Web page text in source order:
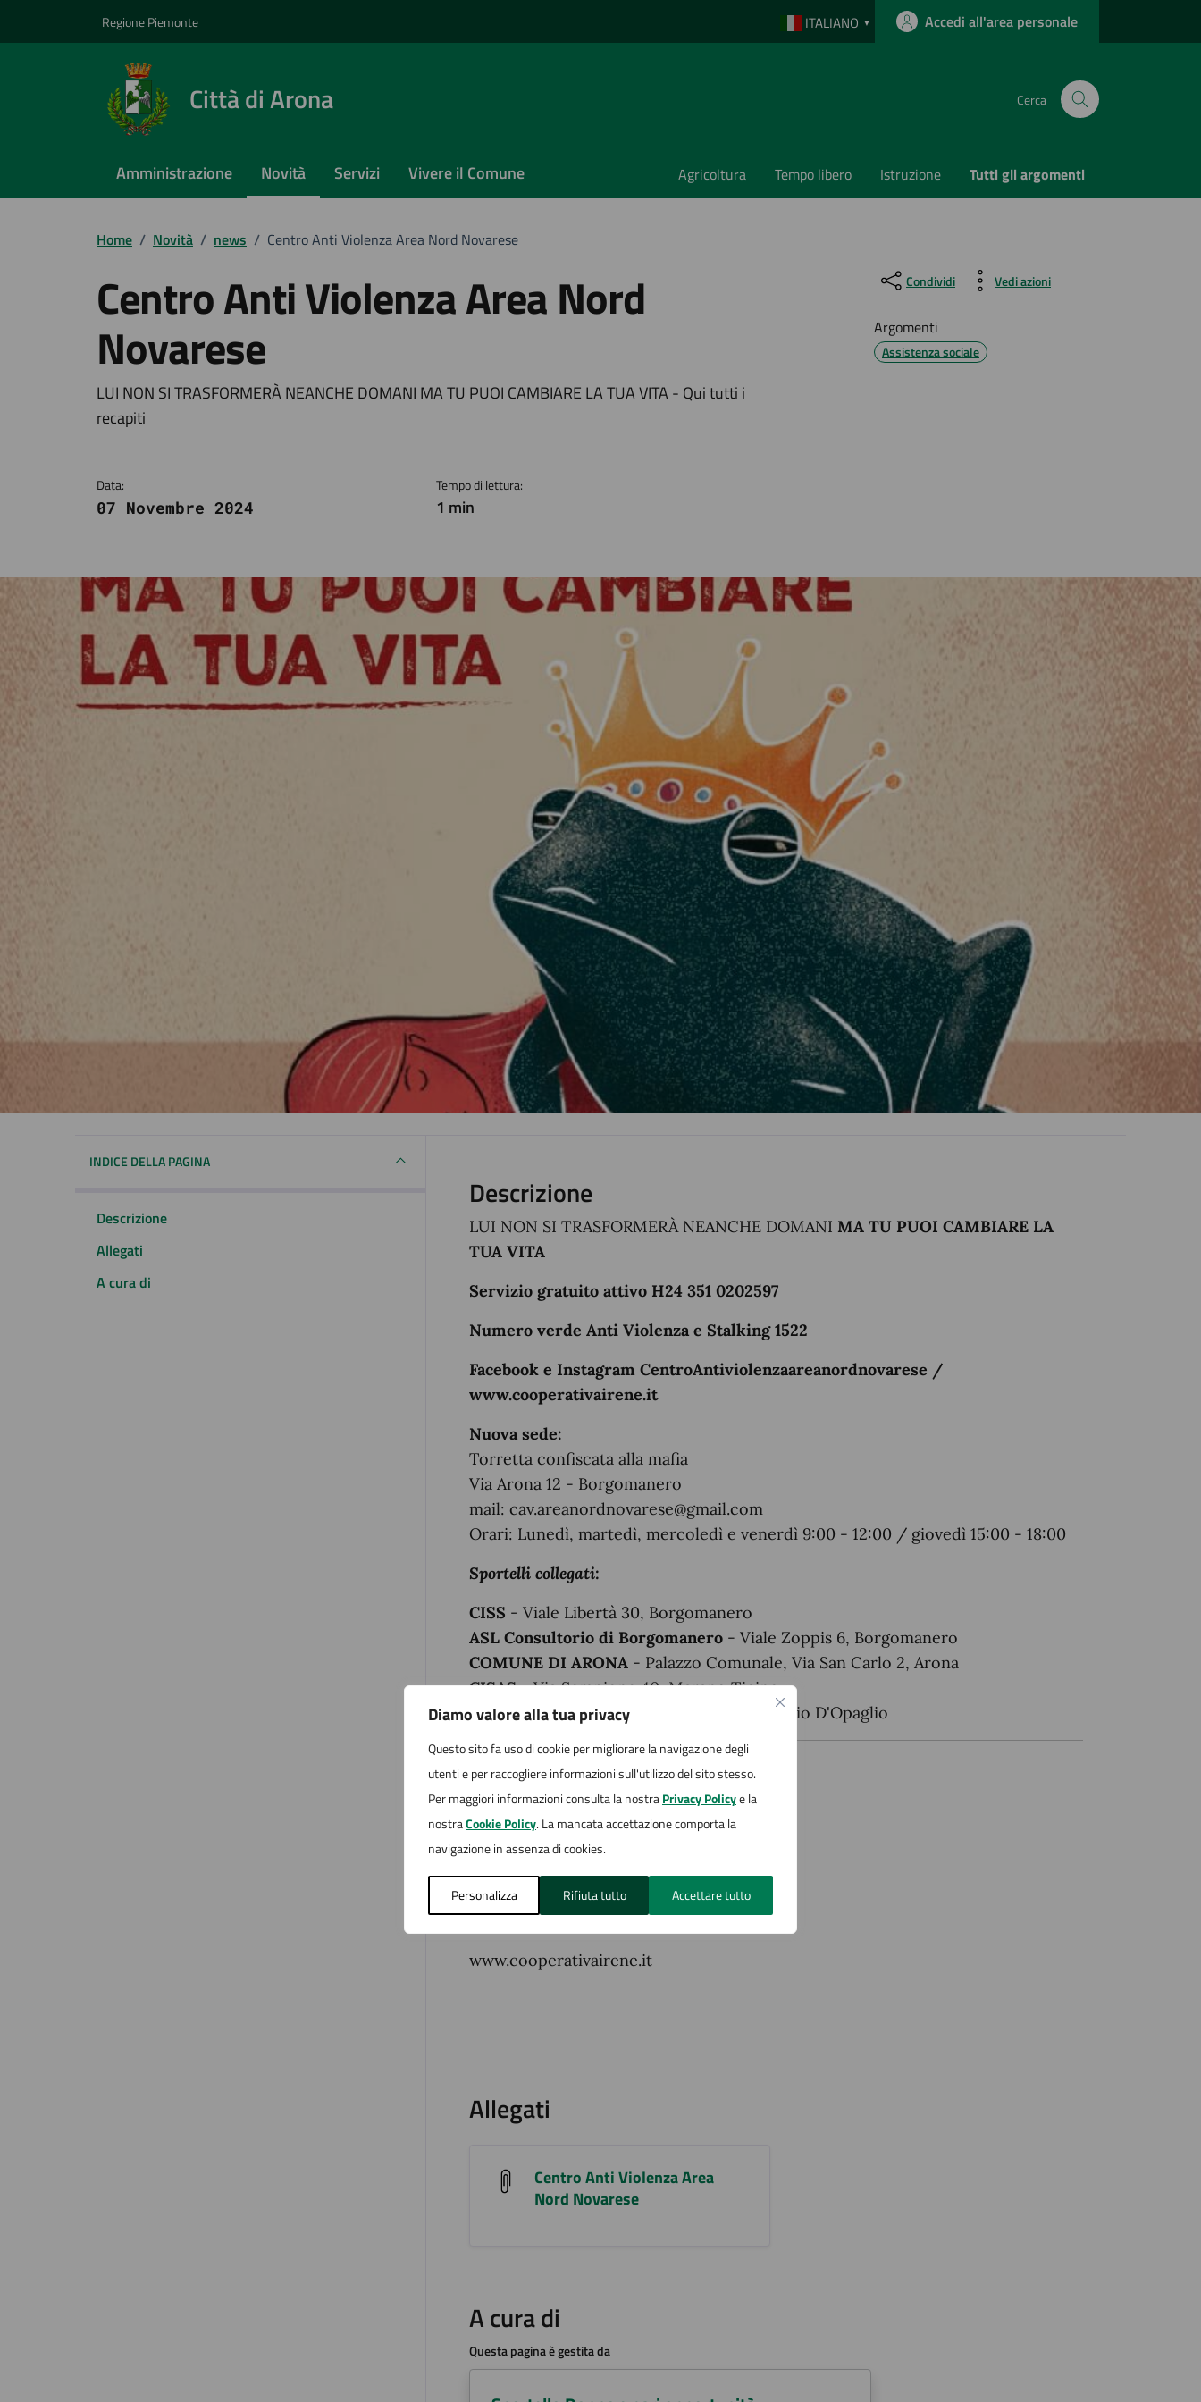
Diamo valore alla tua privacy
Questo sito fa uso di cookie per migliorare la navigazione degli
utenti e per raccogliere informazioni sull'utilizzo del sito stesso.
Per maggiori informazioni consulta la nostraPrivacy Policye la
nostraCookie Policy. La mancata accettazione comporta la
navigazione in assenza di cookies.
Personalizza Rifiuta tutto Accettare tutto
Regione Piemonte ITALIANO ▼ Accedi all'area personale
Città di Arona Cerca
Amministrazione Novità Servizi Vivere il Comune Agricoltura Tempo libero Istruzione Tutti gli argomenti
Home / Novità / news / Centro Anti Violenza Area Nord Novarese
Centro Anti Violenza Area Nord
Novarese
Dettagli della notizia
LUI NON SI TRASFORMERÀ NEANCHE DOMANI MA TU PUOI CAMBIARE LA TUA VITA - Qui tutti i
recapiti
Data:
07 Novembre 2024
Tempo di lettura:
1 min
Condividi Vedi azioni
Argomenti
Assistenza sociale
INDICE DELLA PAGINA
Descrizione
Allegati
A cura di
Descrizione
LUI NON SI TRASFORMERÀ NEANCHE DOMANI MA TU PUOI CAMBIARE LA
TUA VITA
Servizio gratuito attivo H24 351 0202597
Numero verde Anti Violenza e Stalking 1522
Facebook e Instagram CentroAntiviolenzaareanordnovarese /
www.cooperativairene.it
Nuova sede:
Torretta confiscata alla mafia
Via Arona 12 - Borgomanero
mail: cav.areanordnovarese@gmail.com
Orari: Lunedì, martedì, mercoledì e venerdì 9:00 - 12:00 / giovedì 15:00 - 18:00
Sportelli collegati:
CISS - Viale Libertà 30, Borgomanero
ASL Consultorio di Borgomanero - Viale Zoppis 6, Borgomanero
COMUNE DI ARONA - Palazzo Comunale, Via San Carlo 2, Arona
CISAS- Via Sempione 40, Marano Ticino
CISS Cusio- Piazza 1° maggio 1, San Maurizio D'Opaglio
Impresa Sociale Cooperativa Irene
Per donazioni:
Irene sc impresa sociale
causale: centro antiviolenza
Banca del Piemonte Borgomanero
CC IT 45Z0304845220000000085096
www.cooperativairene.it
Allegati
Centro Anti Violenza Area
Nord Novarese
A cura di
Questa pagina è gestita da